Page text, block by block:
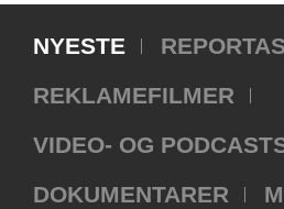
NYESTE
REKLAMEFILMER
VIDEO- OG
DOKUMENTARER